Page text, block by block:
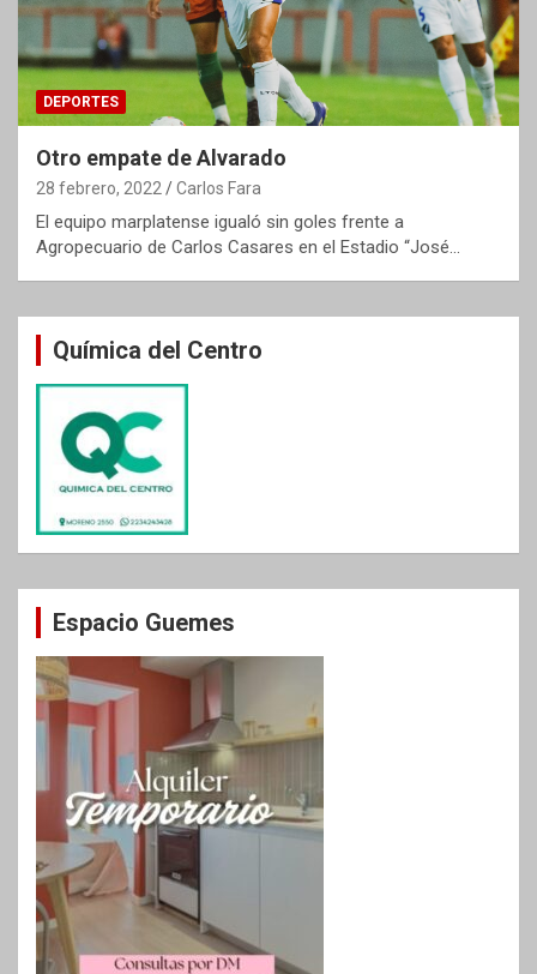
DEPORTES
Otro empate de Alvarado
28 febrero, 2022 Carlos Fara
El equipo marplatense igualó sin goles frente a
Agropecuario de Carlos Casares en el Estadio “José…
Química del Centro
Espacio Guemes